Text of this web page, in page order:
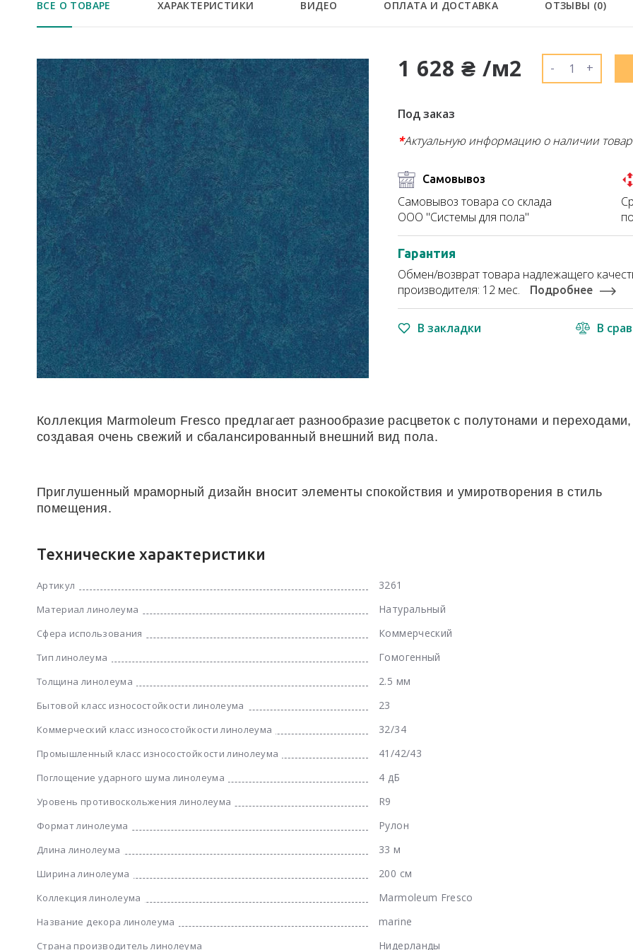
ВСЕ О ТОВАРЕ ХАРАКТЕРИСТИКИ ВИДЕО ОПЛАТА И ДОСТАВКА ОТЗЫВЫ (0)
1 628 ₴ /м2 - +
Под заказ
*Актуальную информацию о наличии
Самовывоз
Самовывоз товара со склада
ООО "Системы для пола"
Гарантия
Обмен/возврат товара надлежащего
производителя: 12 мес.
Подробнее
В закладки В
Коллекция Marmoleum Fresco предлагает разнообразие расцветок с полутонами и переходами,
создавая очень свежий и сбалансированный внешний вид пола.
Приглушенный мраморный дизайн вносит элементы спокойствия и умиротворения в стиль
помещения.
Технические характеристики
Артикул 3261
Материал линолеума Натуральный
Сфера использования Коммерческий
Тип линолеума Гомогенный
Толщина линолеума 2.5 мм
Бытовой класс износостойкости линолеума 23
Коммерческий класс износостойкости линолеума 32/34
Промышленный класс износостойкости линолеума 41/42/43
Поглощение ударного шума линолеума 4 дБ
Уровень противоскольжения линолеума R9
Формат линолеума Рулон
Длина линолеума 33 м
Ширина линолеума 200 см
Коллекция линолеума Marmoleum Fresco
Название декора линолеума marine
Страна производитель линолеума Нидерланды